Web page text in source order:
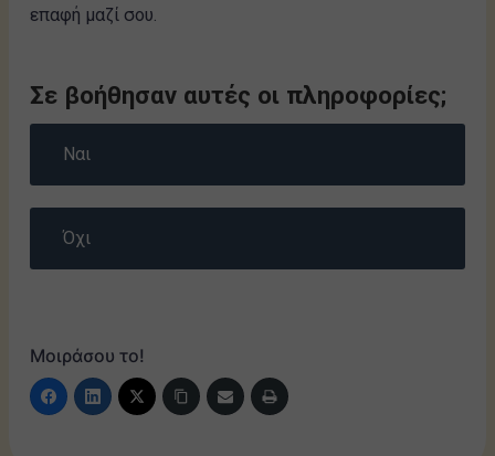
επαφή μαζί σου.
Σε βοήθησαν αυτές οι πληροφορίες;
Ναι
Όχι
Μοιράσου το!